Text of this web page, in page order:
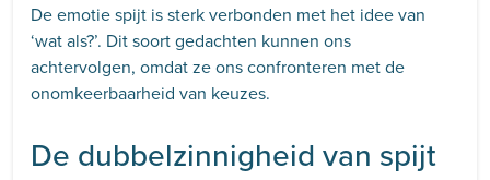
De emotie spijt is sterk verbonden met het idee van
‘wat als?’. Dit soort gedachten kunnen ons
achtervolgen, omdat ze ons confronteren met de
onomkeerbaarheid van keuzes.
De dubbelzinnigheid van spijt